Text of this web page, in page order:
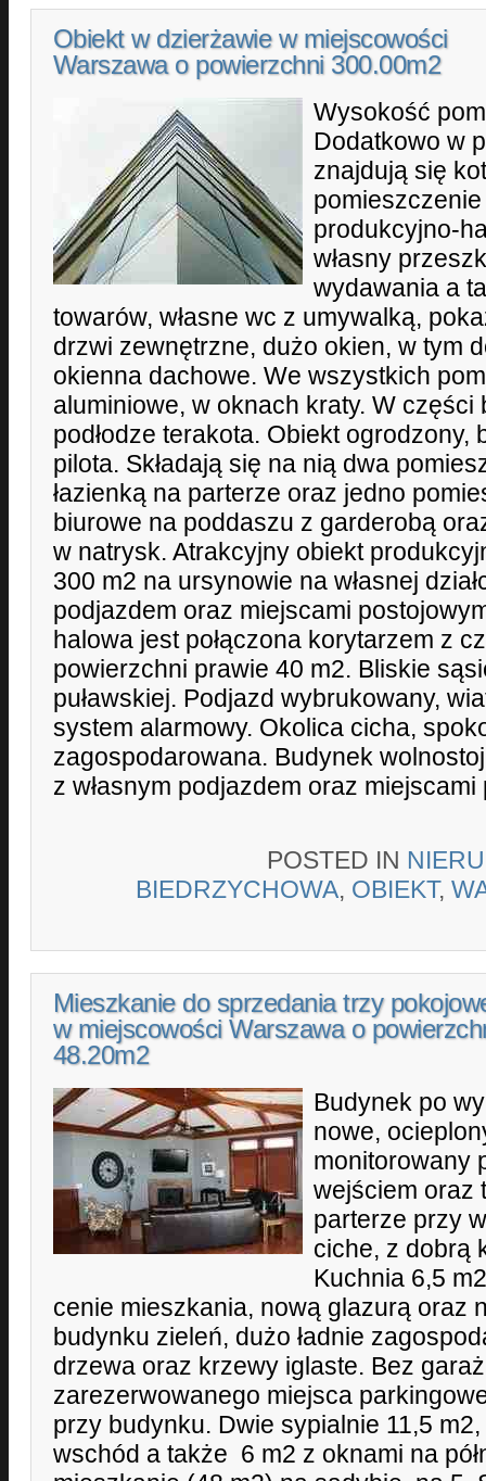
Obiekt w dzierżawie w miejscowości
Warszawa o powierzchni 300.00m2
Wysokość
Dodatkowo w
znajdują się
produkcyjno-
własny
wydawania a
towarów, własne wc z umywalką,
drzwi zewnętrzne, dużo okien, w tym
okienna dachowe. We wszystkich
aluminiowe, w oknach kraty. W części
podłodze terakota. Obiekt ogrodzony,
pilota. Składają się na nią dwa
łazienką na parterze oraz jedno
biurowe na poddaszu z garderobą
w natrysk. Atrakcyjny obiekt
300 m2 na ursynowie na własnej
podjazdem oraz miejscami
halowa jest połączona korytarzem z
powierzchni prawie 40 m2. Bliskie
puławskiej. Podjazd wybrukowany,
system alarmowy. Okolica cicha,
zagospodarowana. Budynek
z własnym podjazdem oraz
POSTED IN
BIEDRZYCHOWA, OBIEKT,
Mieszkanie do sprzedania trzy
w miejscowości Warszawa o
48.20m2
Budynek po
nowe,
monitorowany
wejściem oraz
parterze przy
ciche, z dobrą
Kuchnia 6,5
cenie mieszkania, nową glazurą oraz
budynku zieleń, dużo ładnie
drzewa oraz krzewy iglaste. Bez
zarezerwowanego miejsca
przy budynku. Dwie sypialnie 11,5
wschód a także 6 m2 z oknami na